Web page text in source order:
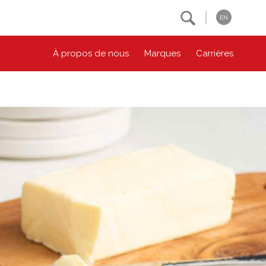
EN
À propos de nous Marques Carrières
Environnement
Bien-être des animaux
Collectivité
Principes coopératifs
Diversité et inclusion
Accessibilité